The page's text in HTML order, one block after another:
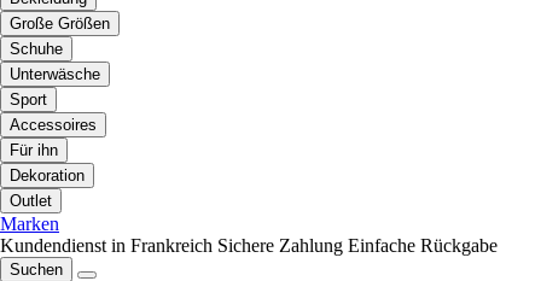
Große Größen
Schuhe
Unterwäsche
Sport
Accessoires
Für ihn
Dekoration
Outlet
Marken
Kundendienst in Frankreich Sichere Zahlung Einfache Rückgabe
Suchen